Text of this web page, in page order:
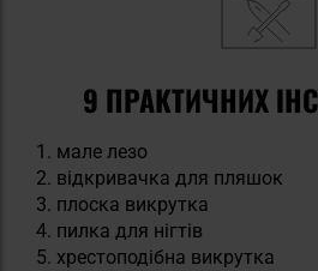
9 ПРАКТИЧНИХ
мале лезо
відкривачка для пляшок
плоска викрутка
пилка для нігтів
хрестоподібна викрутка